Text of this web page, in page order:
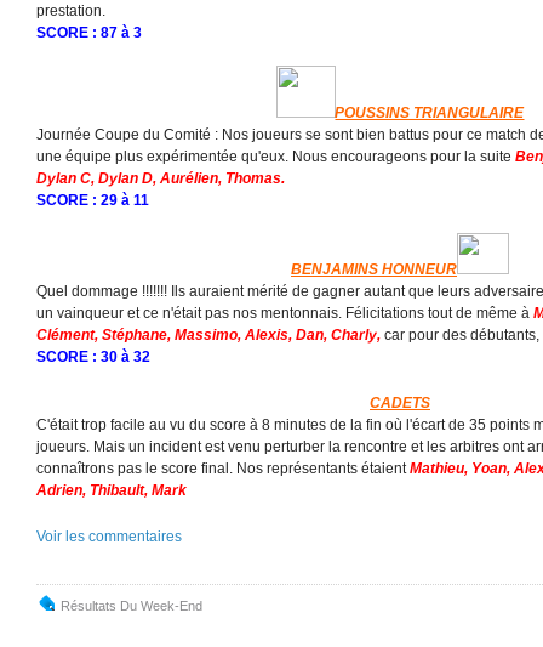
prestation.
SCORE : 87 à 3
POUSSINS TRIANGULAIRE
Journée Coupe du Comité : Nos joueurs se sont bien battus pour ce match
une équipe plus expérimentée qu'eux. Nous encourageons pour la suite
Dylan C, Dylan D, Aurélien, Thomas.
SCORE : 29 à 11
BENJAMINS HONNEUR
Quel dommage !!!!!!! Ils auraient mérité de gagner autant que leurs
un vainqueur et ce n'était pas nos mentonnais. Félicitations tout de même à
Clément, Stéphane, Massimo, Alexis, Dan, Charly, car pour des
SCORE : 30 à 32
CADETS
C'était trop facile au vu du score à 8 minutes de la fin où l'écart de 35 points
joueurs. Mais un incident est venu perturber la rencontre et les arbitres ont
connaîtrons pas le score final. Nos représentants étaientMathieu, Yoan,
Adrien, Thibault, Mark
Voir les commentaires
Résultats Du Week-End